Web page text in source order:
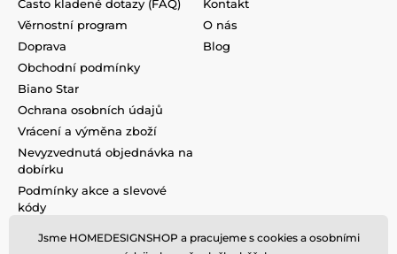
Často kladené dotazy (FAQ)
Věrnostní program
Doprava
Obchodní podmínky
Biano Star
Ochrana osobních údajů
Vrácení a výměna zboží
Nevyzvednutá objednávka na
dobírku
Podmínky akce a slevové
kódy
Kontakt
O nás
Blog
Jsme HOMEDESIGNSHOP a pracujeme s cookies a osobními